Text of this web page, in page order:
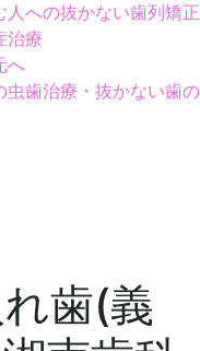
への抜かない歯列矯正
治療
へ
歯治療・抜かない歯の
歯(義